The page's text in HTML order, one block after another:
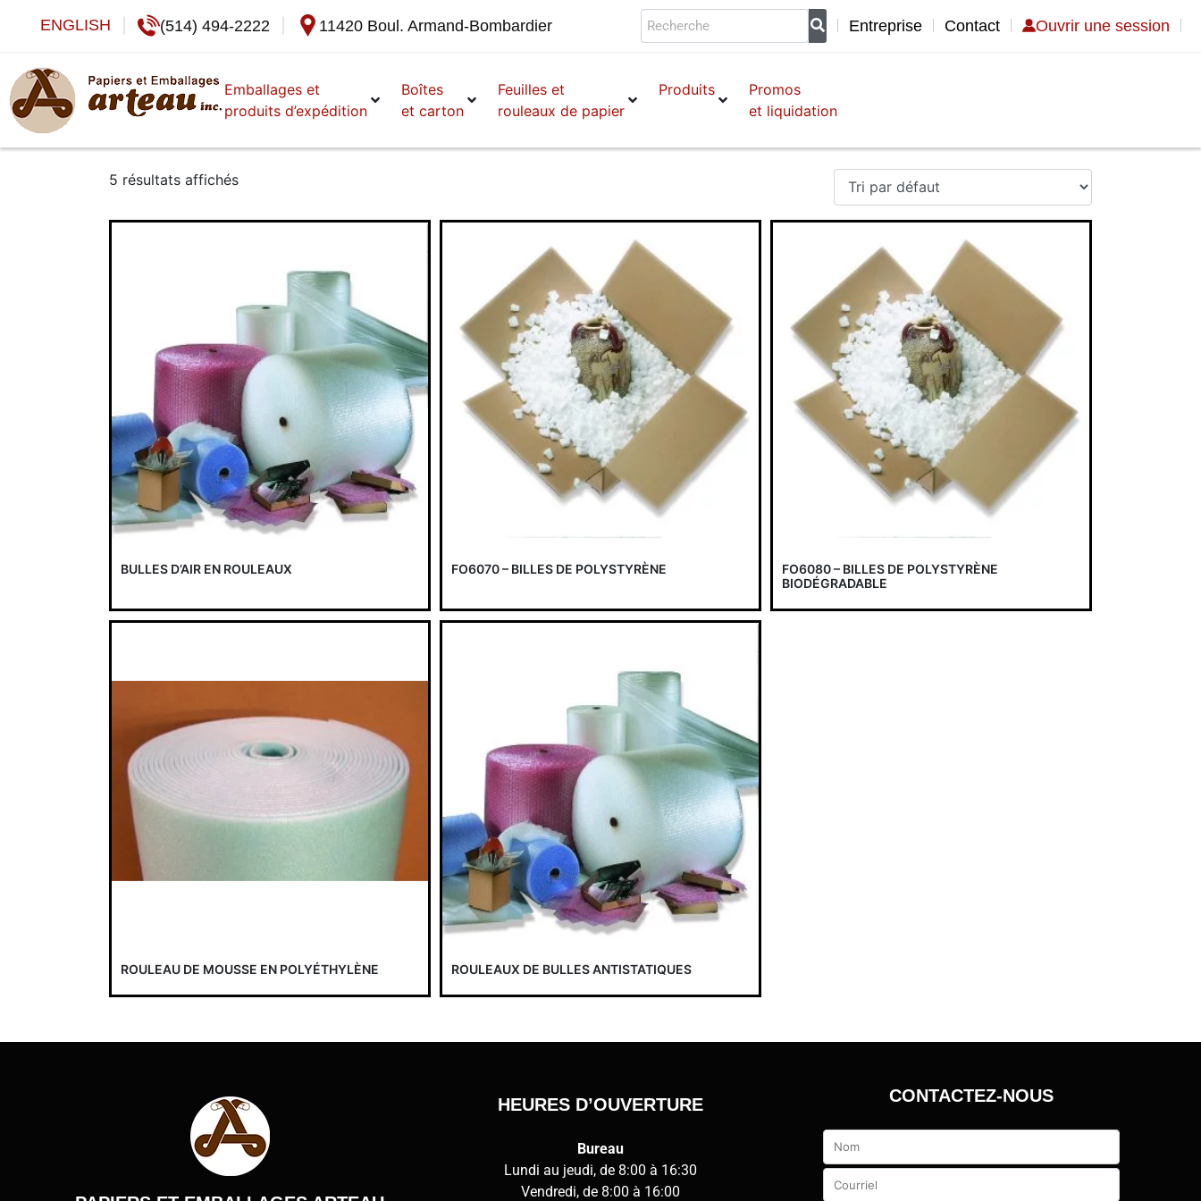
ENGLISH (514) 494-2222 11420 Boul. Armand-Bombardier Entreprise Contact Ouvrir une session
Emballages et
produits d’expédition
Boîtes
et carton
Feuilles et
rouleaux de papier
Produits
Promos
et liquidation
5 résultats affichés
BULLES D’AIR EN ROULEAUX FO6070 – BILLES DE POLYSTYRÈNE
FO6080 – BILLES DE POLYSTYRÈNE
BIODÉGRADABLE
ROULEAU DE MOUSSE EN POLYÉTHYLÈNE ROULEAUX DE BULLES ANTISTATIQUES
HEURES D’OUVERTURE
Bureau
Lundi au jeudi, de 8:00 à 16:30
Vendredi, de 8:00 à 16:00
CONTACTEZ-NOUS